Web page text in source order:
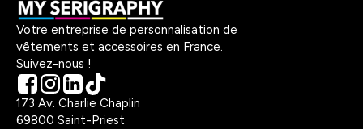
Votre entreprise de personnalisation de
vêtements et accessoires en France.
Suivez-nous !
173 Av. Charlie Chaplin
69800 Saint-Priest